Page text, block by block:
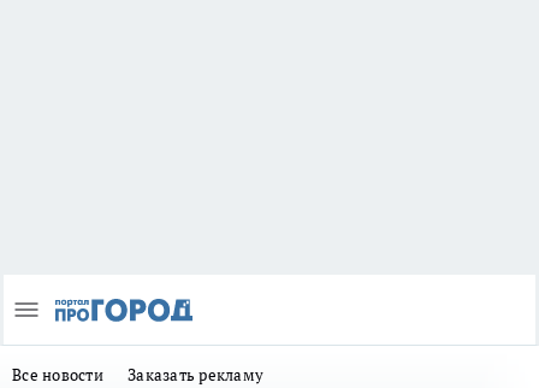
Все новости Заказать рекламу